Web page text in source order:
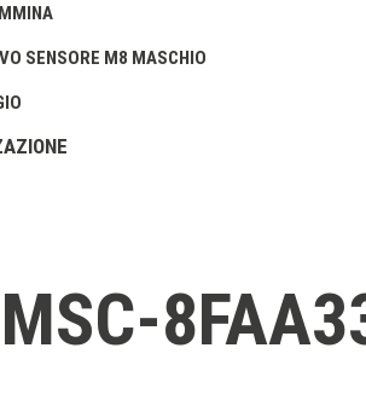
SENSORE M8 MASCHIO